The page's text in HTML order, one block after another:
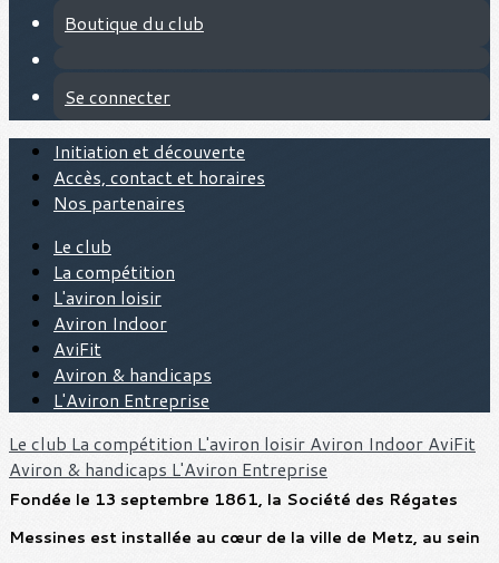
Boutique du club
Se connecter
Initiation et découverte
Accès, contact et horaires
Nos partenaires
Le club
La compétition
L'aviron loisir
Aviron Indoor
AviFit
Aviron & handicaps
L'Aviron Entreprise
Le club La compétition L'aviron loisir Aviron Indoor AviFit
Aviron & handicaps L'Aviron Entreprise
Fondée le 13 septembre 1861, la Société des Régates
Messines est installée au cœur de la ville de Metz, au sein